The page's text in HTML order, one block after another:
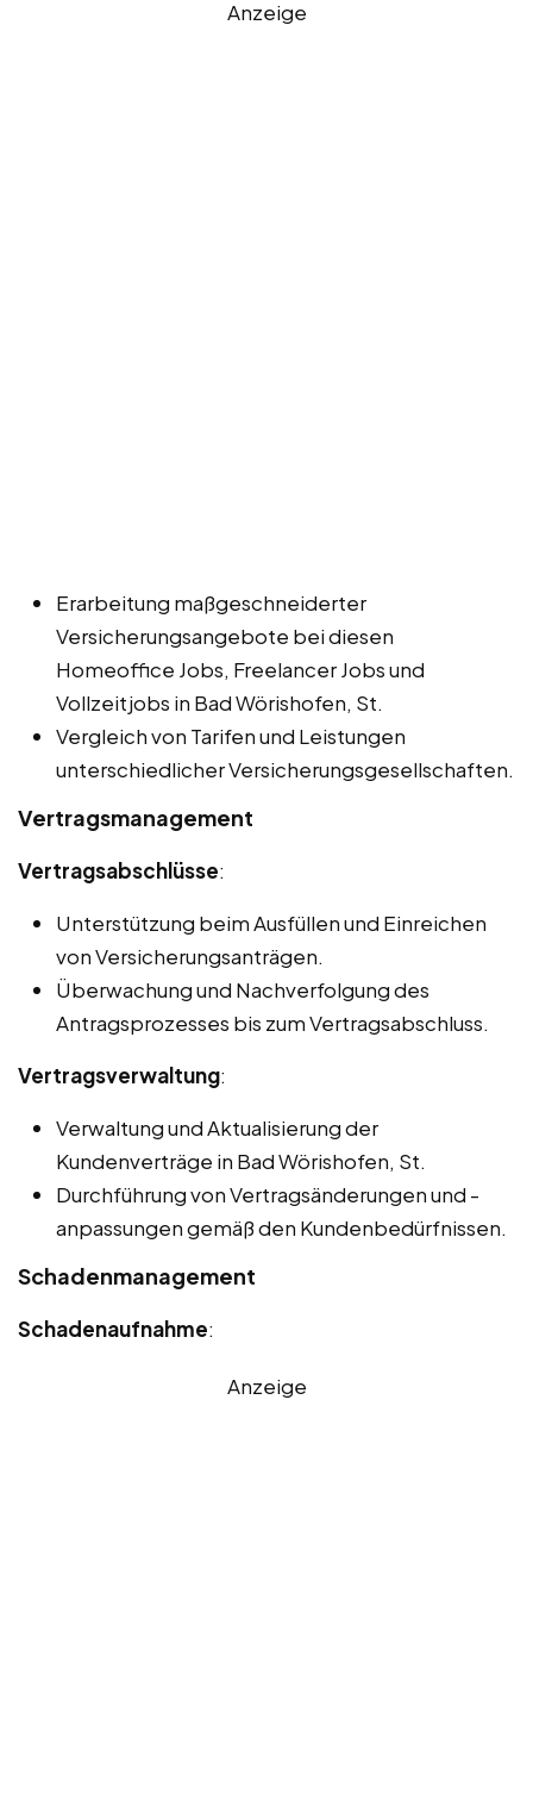
Anzeige
Erarbeitung maßgeschneiderter
Versicherungsangebote bei diesen
Homeoffice Jobs, Freelancer Jobs und
Vollzeitjobs in Bad Wörishofen, St.
Vergleich von Tarifen und Leistungen
unterschiedlicher Versicherungsgesellschaften.
Vertragsmanagement
Vertragsabschlüsse:
Unterstützung beim Ausfüllen und Einreichen
von Versicherungsanträgen.
Überwachung und Nachverfolgung des
Antragsprozesses bis zum Vertragsabschluss.
Vertragsverwaltung:
Verwaltung und Aktualisierung der
Kundenverträge in Bad Wörishofen, St.
Durchführung von Vertragsänderungen und -
anpassungen gemäß den Kundenbedürfnissen.
Schadenmanagement
Schadenaufnahme:
Anzeige